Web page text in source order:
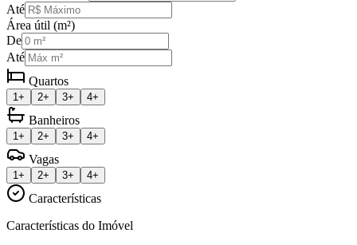
Até
Área útil (m²)
De
Até
Quartos
1+ 2+ 3+ 4+
Banheiros
1+ 2+ 3+ 4+
Vagas
1+ 2+ 3+ 4+
Características
Características do Imóvel